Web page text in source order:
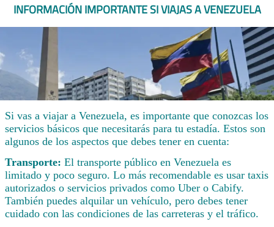
INFORMACIÓN IMPORTANTE SI VIAJAS A VENEZUELA
Si vas a viajar a Venezuela, es importante que conozcas los
servicios básicos que necesitarás para tu estadía. Estos son
algunos de los aspectos que debes tener en cuenta:
Transporte: El transporte público en Venezuela es
limitado y poco seguro. Lo más recomendable es usar taxis
autorizados o servicios privados como Uber o Cabify.
También puedes alquilar un vehículo, pero debes tener
cuidado con las condiciones de las carreteras y el tráfico.